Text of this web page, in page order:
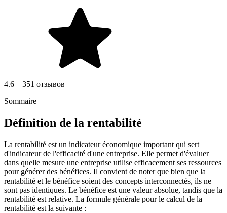
4.6 – 351 отзывов
Sommaire
Définition de la rentabilité
La rentabilité est un indicateur économique important qui sert
d'indicateur de l'efficacité d'une entreprise. Elle permet d'évaluer
dans quelle mesure une entreprise utilise efficacement ses ressources
pour générer des bénéfices. Il convient de noter que bien que la
rentabilité et le bénéfice soient des concepts interconnectés, ils ne
sont pas identiques. Le bénéfice est une valeur absolue, tandis que la
rentabilité est relative. La formule générale pour le calcul de la
rentabilité est la suivante :